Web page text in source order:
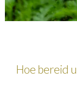
Hoe bereid